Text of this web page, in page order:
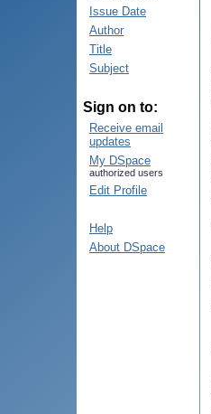
Issue Date
Author
Title
Subject
Sign on to:
Receive email
updates
My DSpace
authorized users
Edit Profile
Help
About DSpace